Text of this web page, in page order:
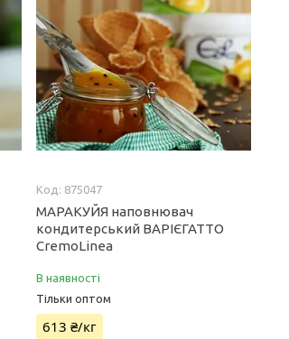
875047
МАРАКУЙЯ наповнювач
кондитерський ВАРІЄГАТТО
CremoLinea
В наявності
Тільки оптом
613 ₴/кг